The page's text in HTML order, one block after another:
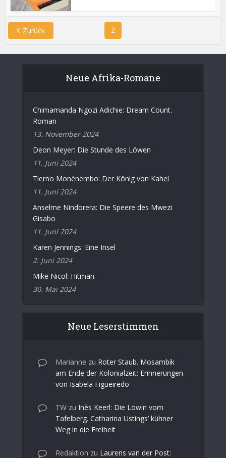
Zurück 2
Neue Afrika-Romane
Chimamanda Ngozi Adichie: Dream Count.
Roman
13. November 2024
Deon Meyer: Die Stunde des Löwen
11. Juni 2024
Tierno Monénembo: Der König von Kahel
11. Juni 2024
Anselme Nindorera: Die Speere des Mwezi
Gisabo
11. Juni 2024
Karen Jennings: Eine Insel
2. Juni 2024
Mike Nicol: Hitman
30. Mai 2024
Neue Leserstimmen
Marianne zu Roter Staub. Mosambik
am Ende der Kolonialzeit: Erinnerungen
von Isabela Figueiredo
TW zu Inès Keerl: Die Löwin vom
Tafelberg. Catharina Ustings’ kühner
Weg in die Freiheit
Redaktion zu Laurens van der Post: